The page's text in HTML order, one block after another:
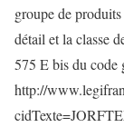
groupe de
détail et la classe
575 E bis du code
http://